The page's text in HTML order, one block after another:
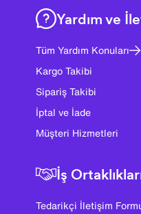
Yardım ve
Tüm Yardım Konuları
Kargo Takibi
Sipariş Takibi
İptal ve İade
Müşteri Hizmetleri
İş
Tedarikçi İletişim